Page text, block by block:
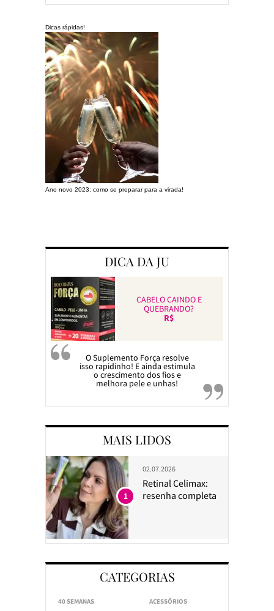
Dicas rápidas!
Ano novo 2023: como se preparar para a virada!
DICA DA JU
CABELO CAINDO E
QUEBRANDO?
R$
O Suplemento Força resolve
isso rapidinho! E ainda estimula
o crescimento dos fios e
melhora pele e unhas!
MAIS LIDOS
02.07.2026
Retinal Celimax:
resenha completa
1
CATEGORIAS
40 SEMANAS
ACESSÓRIOS